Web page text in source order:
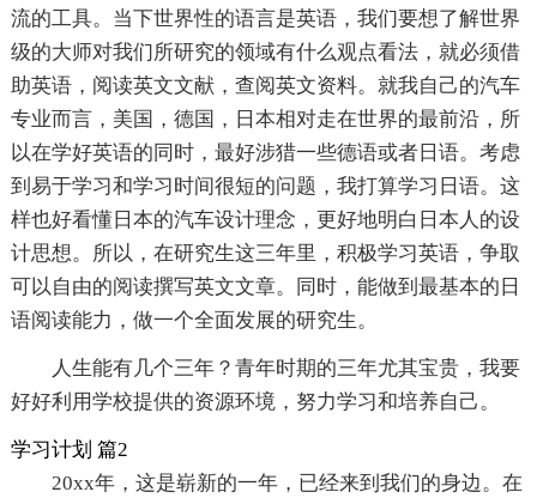
流的工具。当下世界性的语言是英语，我们要想了解世界
级的大师对我们所研究的领域有什么观点看法，就必须借
助英语，阅读英文文献，查阅英文资料。就我自己的汽车
专业而言，美国，德国，日本相对走在世界的最前沿，所
以在学好英语的同时，最好涉猎一些德语或者日语。考虑
到易于学习和学习时间很短的问题，我打算学习日语。这
样也好看懂日本的汽车设计理念，更好地明白日本人的设
计思想。所以，在研究生这三年里，积极学习英语，争取
可以自由的阅读撰写英文文章。同时，能做到最基本的日
语阅读能力，做一个全面发展的研究生。
人生能有几个三年？青年时期的三年尤其宝贵，我要
好好利用学校提供的资源环境，努力学习和培养自己。
学习计划 篇2
20xx年，这是崭新的一年，已经来到我们的身边。在